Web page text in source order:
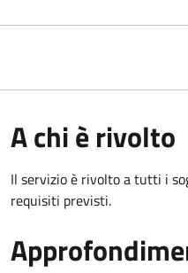
A chi è rivolto
Il servizio è rivolto a tutti i
requisiti previsti.